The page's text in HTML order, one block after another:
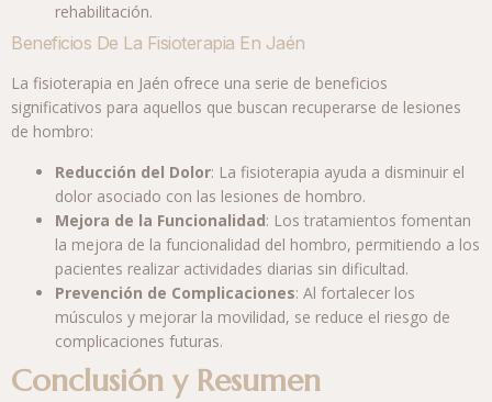
rehabilitación.
Beneficios De La Fisioterapia En Jaén
La fisioterapia en Jaén ofrece una serie de beneficios
significativos para aquellos que buscan recuperarse de lesiones
de hombro:
Reducción del Dolor: La fisioterapia ayuda a disminuir el
dolor asociado con las lesiones de hombro.
Mejora de la Funcionalidad: Los tratamientos fomentan
la mejora de la funcionalidad del hombro, permitiendo a los
pacientes realizar actividades diarias sin dificultad.
Prevención de Complicaciones: Al fortalecer los
músculos y mejorar la movilidad, se reduce el riesgo de
complicaciones futuras.
Conclusión y Resumen